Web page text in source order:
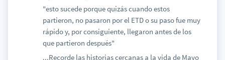
"esto sucede porque quizás cuando estos
partieron, no pasaron por el ETD o su paso fue muy
rápido y, por consiguiente, llegaron antes de los
que partieron después"
...Recorde las historias cercanas a la vida de Mayo